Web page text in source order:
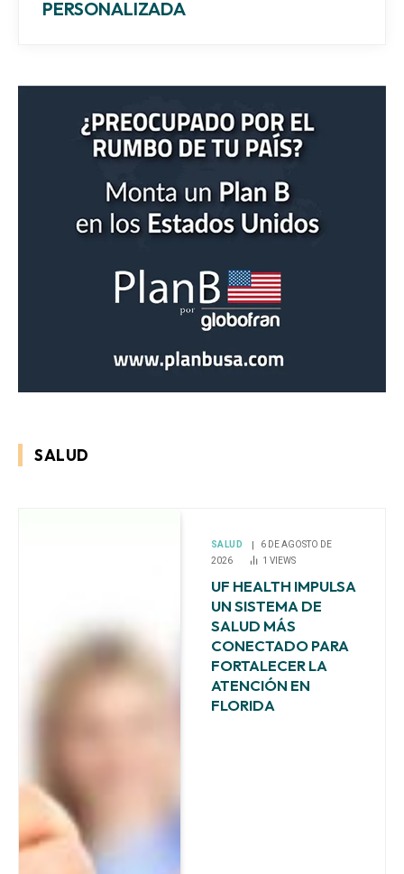
PERSONALIZADA
SALUD
SALUD
6 DE AGOSTO DE
2026
1 VIEWS
UF HEALTH IMPULSA
UN SISTEMA DE
SALUD MÁS
CONECTADO PARA
FORTALECER LA
ATENCIÓN EN
FLORIDA